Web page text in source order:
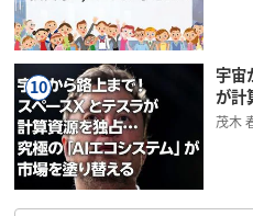
10
宇宙
が計
茂木